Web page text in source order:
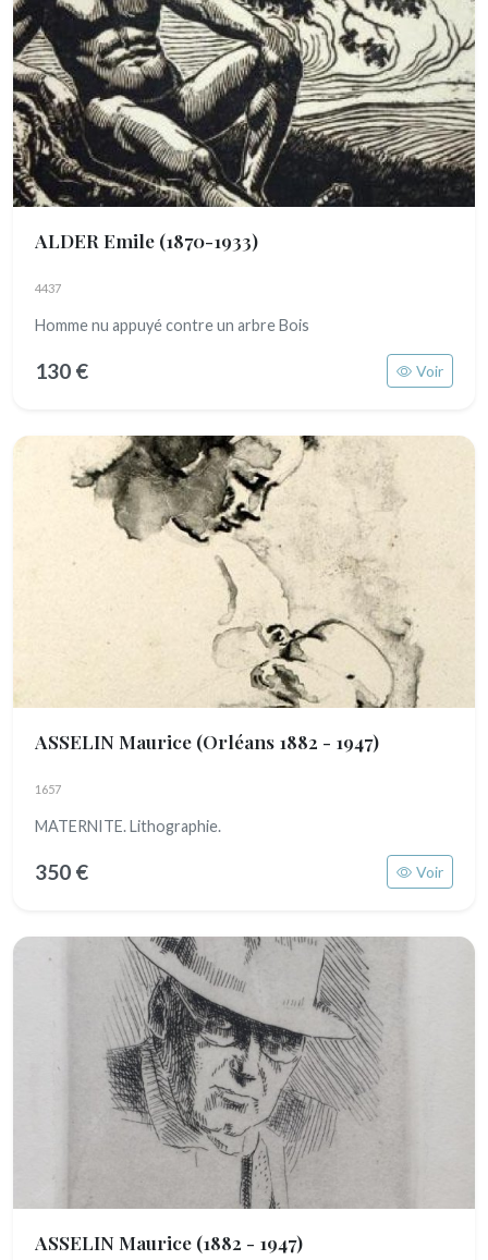
ALDER Emile (1870-1933)
4437
Homme nu appuyé contre un arbre Bois
130 € Voir
ASSELIN Maurice (Orléans 1882 - 1947)
1657
MATERNITE. Lithographie.
350 € Voir
ASSELIN Maurice (1882 - 1947)